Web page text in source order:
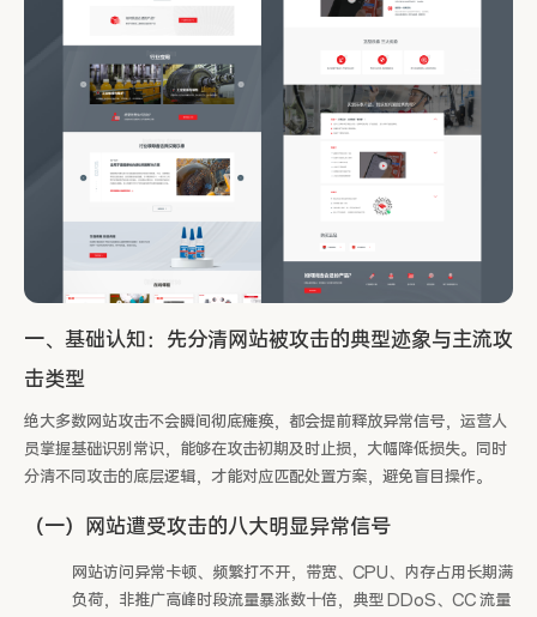
一、基础认知：先分清网站被攻击的典型迹象与主流攻
击类型
绝大多数网站攻击不会瞬间彻底瘫痪，都会提前释放异常信号，运营人
员掌握基础识别常识，能够在攻击初期及时止损，大幅降低损失。同时
分清不同攻击的底层逻辑，才能对应匹配处置方案，避免盲目操作。
（一）网站遭受攻击的八大明显异常信号
网站访问异常卡顿、频繁打不开，带宽、CPU、内存占用长期满
负荷，非推广高峰时段流量暴涨数十倍，典型 DDoS、CC 流量